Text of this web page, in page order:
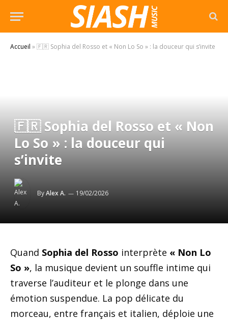
Accueil »🇫🇷 Sophia del Rosso et « Non Lo So » : la douceur qui s’invite
🇫🇷 Sophia del Rosso et « Non
Lo So » : la douceur qui
s’invite
ByAlex A. 19/02/2026
Quand Sophia del Rosso interprète « Non Lo
So », la musique devient un souffle intime qui
traverse l’auditeur et le plonge dans une
émotion suspendue. La pop délicate du
morceau, entre français et italien, déploie une